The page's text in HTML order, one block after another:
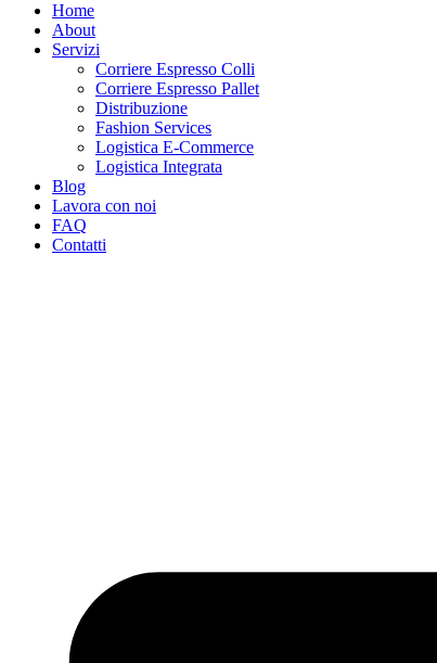
Home
About
Servizi
Corriere Espresso Colli
Corriere Espresso Pallet
Distribuzione
Fashion Services
Logistica E-Commerce
Logistica Integrata
Blog
Lavora con noi
FAQ
Contatti